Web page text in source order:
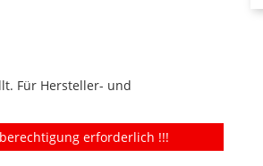
Für Hersteller- und
erforderlich !!!